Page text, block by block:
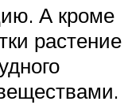
А кроме
растение